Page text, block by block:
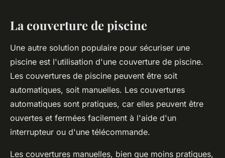
La couverture de piscine
Une autre solution populaire pour sécuriser une
piscine est l'utilisation d'une couverture de piscine.
Les couvertures de piscine peuvent être soit
automatiques, soit manuelles. Les couvertures
automatiques sont pratiques, car elles peuvent être
ouvertes et fermées facilement à l'aide d'un
interrupteur ou d'une télécommande.
Les couvertures manuelles, bien que moins pratiques,